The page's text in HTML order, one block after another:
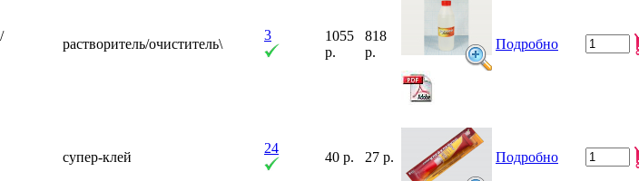
растворитель/очиститель\
3
1055
р.
818
р.
Подробно
супер-клей
24
40 р. 27 р. Подробно